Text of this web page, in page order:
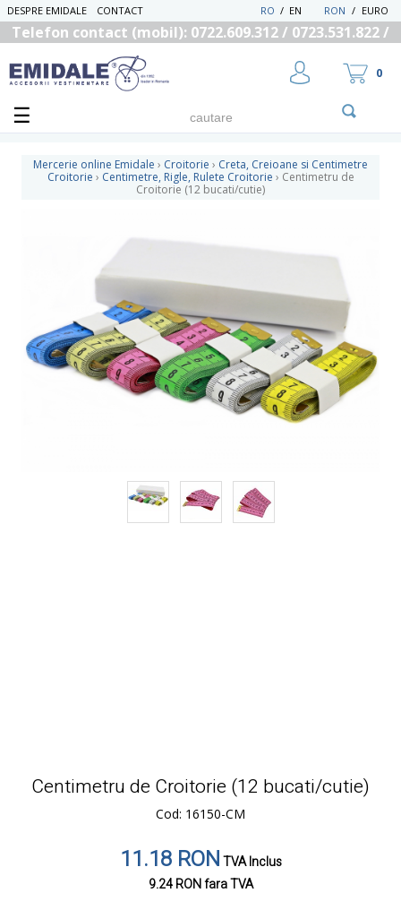
DESPRE EMIDALE CONTACT RON / EURO
EN
/
RO
Telefon contact (mobil): 0722.609.312 / 0723.531.822 /
0
Mercerie online Emidale › Croitorie › Creta, Creioane si Centimetre
Croitorie › Centimetre, Rigle, Rulete Croitorie › Centimetru de
Croitorie (12 bucati/cutie)
Centimetru de Croitorie (12 bucati/cutie)
Cod: 16150-CM
11.18 RONTVA Inclus
9.24 RONfara TVA